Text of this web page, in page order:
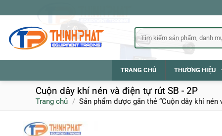
qua
dung
Tìm
kiếm:
TRANG CHỦ THƯƠNG HIỆU
Cuộn dây khí nén và điện tự rút SB - 2P
Trang chủ / Sản phẩm được gắn thẻ “Cuộn dây khí nén